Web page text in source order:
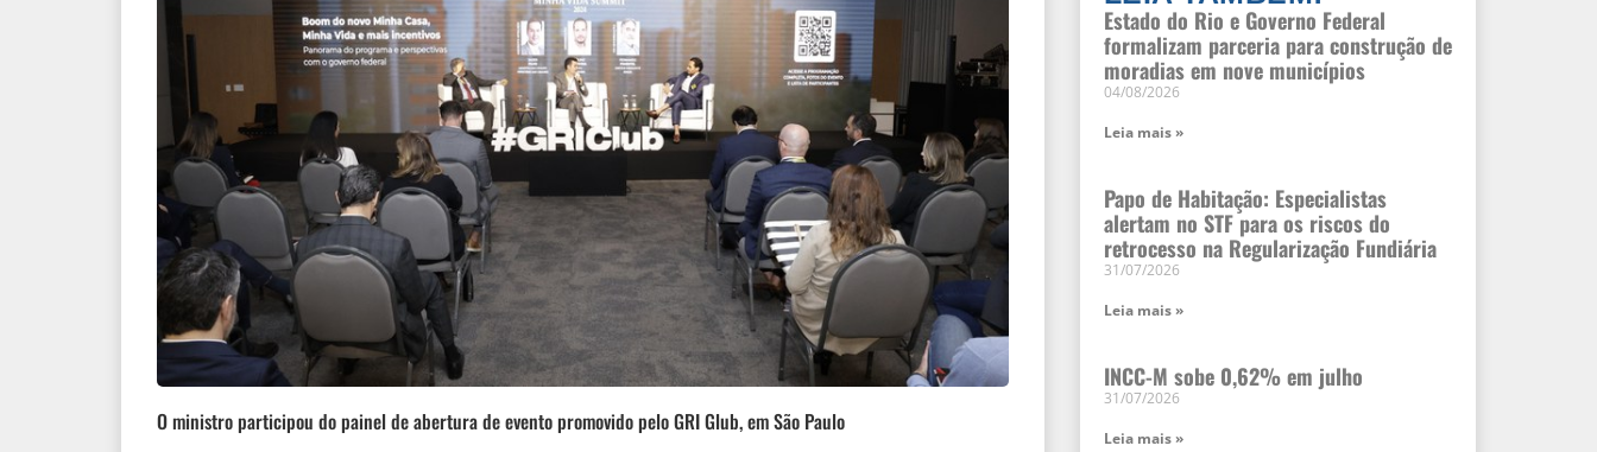
O ministro participou do painel de abertura de evento promovido pelo GRI Glub, em São Paulo
Estado do Rio e Governo Federal
formalizam parceria para construção de
moradias em nove municípios
04/08/2026
Leia mais »
Papo de Habitação: Especialistas
alertam no STF para os riscos do
retrocesso na Regularização Fundiária
31/07/2026
Leia mais »
INCC-M sobe 0,62% em julho
31/07/2026
Leia mais »